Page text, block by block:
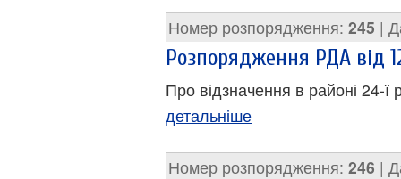
Номер розпорядження: 245 |
Розпорядження РДА від
Про відзначення в районі 24-ї
детальніше
Номер розпорядження: 246 |